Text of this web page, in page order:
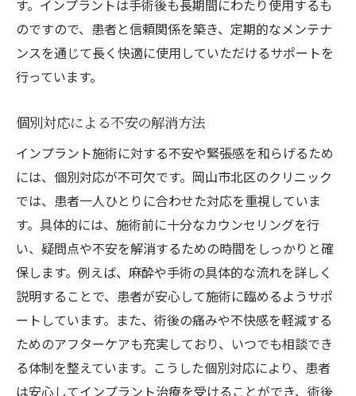
す。インプラントは手術後も長期間にわたり使用するも
のですので、患者と信頼関係を築き、定期的なメンテナ
ンスを通じて長く快適に使用していただけるサポートを
行っています。
個別対応による不安の解消方法
インプラント施術に対する不安や緊張感を和らげるため
には、個別対応が不可欠です。岡山市北区のクリニック
では、患者一人ひとりに合わせた対応を重視していま
す。具体的には、施術前に十分なカウンセリングを行
い、疑問点や不安を解消するための時間をしっかりと確
保します。例えば、麻酔や手術の具体的な流れを詳しく
説明することで、患者が安心して施術に臨めるようサポ
ートしています。また、術後の痛みや不快感を軽減する
ためのアフターケアも充実しており、いつでも相談でき
る体制を整えています。こうした個別対応により、患者
は安心してインプラント治療を受けることができ、術後